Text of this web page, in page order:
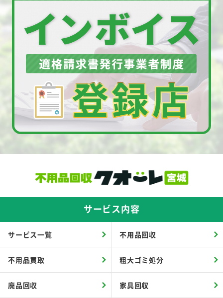
サービス内容
サービス一覧 不用品回収
不用品買取 粗大ゴミ処分
廃品回収 家具回収